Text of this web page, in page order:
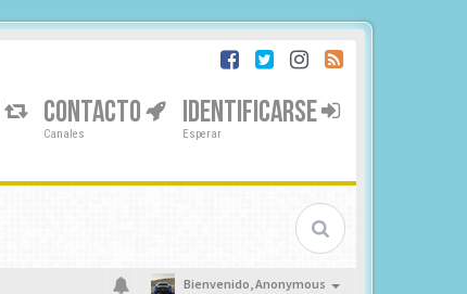
CONTACTO
Canales
IDENTIFICARSE
Esperar
Bienvenido,Anonymous